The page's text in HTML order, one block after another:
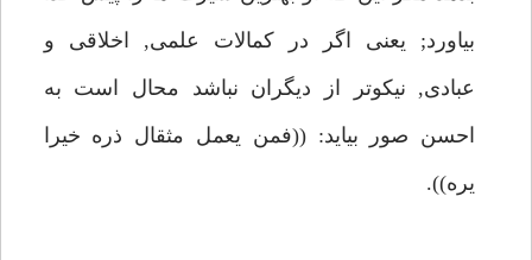
بياورد; يعنى اگر در كمالات علمى, اخلاقى و
عبادى, نيكوتر از ديگران نباشد محال است به
احسن صور بيايد: ((فمن يعمل مثقال ذره خيرا
يره)).